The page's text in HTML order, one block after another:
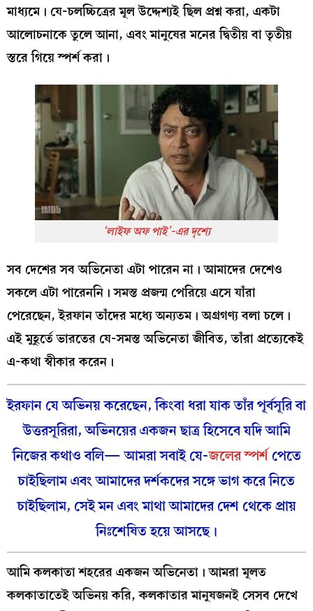
মাধ্যমে। যে-চলচ্চিত্রের মূল উদ্দেশ্যই ছিল প্রশ্ন করা, একটা
আলোচনাকে তুলে আনা, এবং মানুষের মনের দ্বিতীয় বা তৃতীয়
স্তরে গিয়ে স্পর্শ করা।
‘লাইফ অফ পাই’-এর দৃশ্যে
সব দেশের সব অভিনেতা এটা পারেন না। আমাদের দেশেও
সকলে এটা পারেননি। সমস্ত প্রজন্ম পেরিয়ে এসে যাঁরা
পেরেছেন, ইরফান তাঁদের মধ্যে অন্যতম। অগ্রগণ্য বলা চলে।
এই মুহূর্তে ভারতের যে-সমস্ত অভিনেতা জীবিত, তাঁরা প্রত্যেকেই
এ-কথা স্বীকার করেন।
ইরফান যে অভিনয় করেছেন, কিংবা ধরা যাক তাঁর পূর্বসূরি বা
উত্তরসূরিরা, অভিনয়ের একজন ছাত্র হিসেবে যদি আমি
নিজের কথাও বলি— আমরা সবাই যে-জলের স্পর্শপেতে
চাইছিলাম এবং আমাদের দর্শকদের সঙ্গে ভাগ করে নিতে
চাইছিলাম, সেই মন এবং মাথা আমাদের দেশ থেকে প্রায়
নিঃশেষিত হয়ে আসছে।
আমি কলকাতা শহরের একজন অভিনেতা। আমরা মূলত
কলকাতাতেই অভিনয় করি, কলকাতার মানুষজনই সেসব দেখে